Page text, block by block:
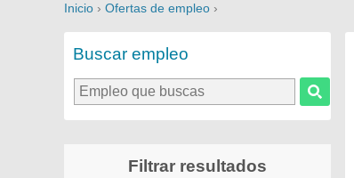
Inicio › Ofertas de empleo ›
Buscar empleo
Filtrar resultados